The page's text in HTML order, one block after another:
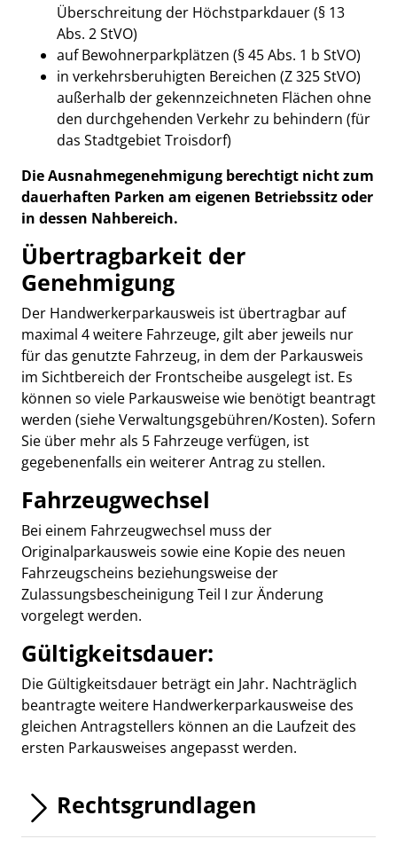
Überschreitung der Höchstparkdauer (§ 13
Abs. 2 StVO)
auf Bewohnerparkplätzen (§ 45 Abs. 1 b StVO)
in verkehrsberuhigten Bereichen (Z 325 StVO)
außerhalb der gekennzeichneten Flächen ohne
den durchgehenden Verkehr zu behindern (für
das Stadtgebiet Troisdorf)
Die Ausnahmegenehmigung berechtigt nicht zum
dauerhaften Parken am eigenen Betriebssitz oder
in dessen Nahbereich.
Übertragbarkeit der
Genehmigung
Der Handwerkerparkausweis ist übertragbar auf
maximal 4 weitere Fahrzeuge, gilt aber jeweils nur
für das genutzte Fahrzeug, in dem der Parkausweis
im Sichtbereich der Frontscheibe ausgelegt ist. Es
können so viele Parkausweise wie benötigt beantragt
werden (siehe Verwaltungsgebühren/Kosten). Sofern
Sie über mehr als 5 Fahrzeuge verfügen, ist
gegebenenfalls ein weiterer Antrag zu stellen.
Fahrzeugwechsel
Bei einem Fahrzeugwechsel muss der
Originalparkausweis sowie eine Kopie des neuen
Fahrzeugscheins beziehungsweise der
Zulassungsbescheinigung Teil I zur Änderung
vorgelegt werden.
Gültigkeitsdauer:
Die Gültigkeitsdauer beträgt ein Jahr. Nachträglich
beantragte weitere Handwerkerparkausweise des
gleichen Antragstellers können an die Laufzeit des
ersten Parkausweises angepasst werden.
Rechtsgrundlagen